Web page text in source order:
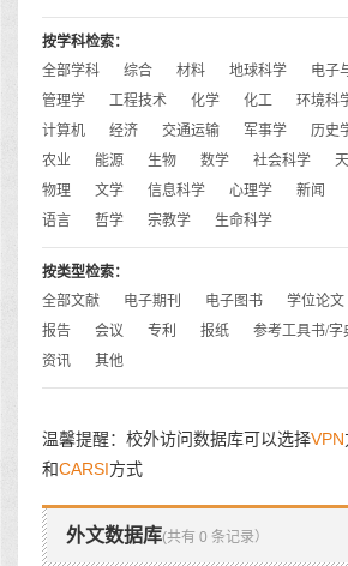
按学科检索：
全部学科
综合 材料 地球科学 电子
管理学
工程技术 化学 化工 环境科
计算机
经济 交通运输 军事学 历史
农业
能源 生物 数学 社会科学
物理
文学 信息科学 心理学 新闻
语言
哲学 宗教学 生命科学
按类型检索：
全部文献
电子期刊 电子图书 学位论文
报告
会议 专利 报纸 参考工具书/字
资讯
其他
温馨提醒：校外访问数据库可以选择VPN
和CARSI方式
外文数据库(共有 0 条记录）